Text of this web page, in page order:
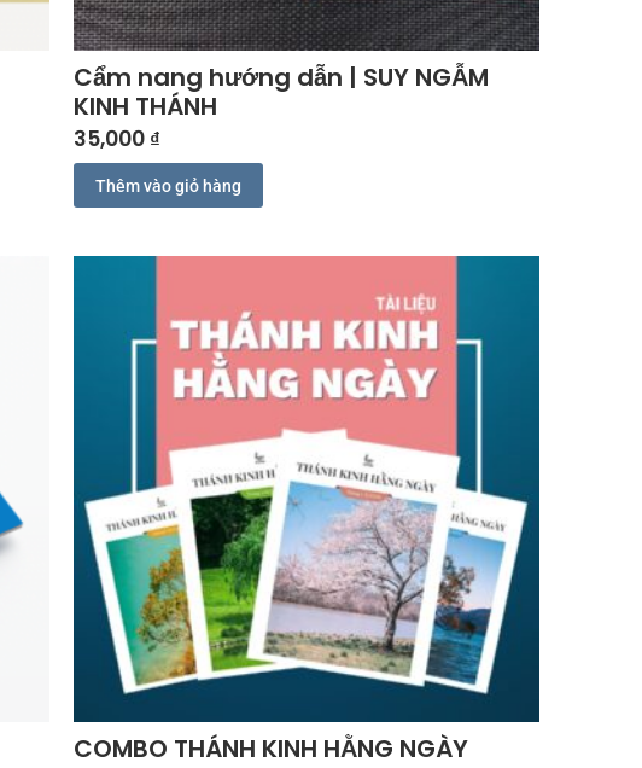
Cẩm nang hướng dẫn | SUY NGẪM
KINH THÁNH
35,000 ₫
Thêm vào giỏ hàng
COMBO THÁNH KINH HẰNG NGÀY